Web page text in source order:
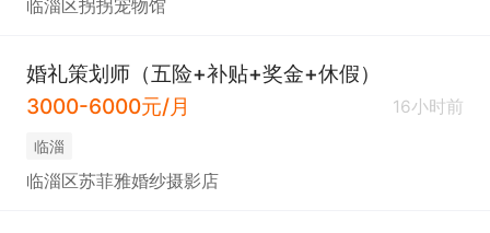
临淄区拐拐宠物馆
婚礼策划师（五险+补贴+奖金+休假）
3000-6000元/月
16小时前
临淄
临淄区苏菲雅婚纱摄影店